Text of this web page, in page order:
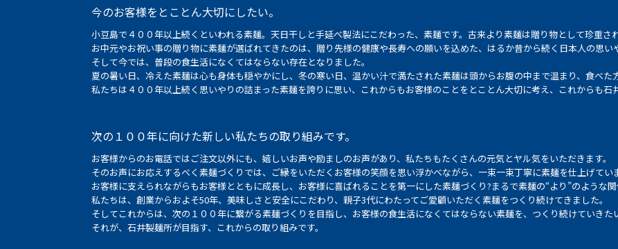
今のお客様をとことん大切にしたい。
小豆島で４００年以上続くといわれる素麺。天日干しと手延べ製法にこだわった、素麺です。古来より素麺は贈り物として珍重さ
お中元やお祝い事の贈り物に素麺が選ばれてきたのは、贈り先様の健康や長寿への願いを込めた、はるか昔から続く日本人の思い
そして今では、普段の食生活になくてはならない存在となりました。
夏の暑い日、冷えた素麺は心も身体も穏やかにし、冬の寒い日、温かい汁で満たされた素麺は頭からお腹の中まで温まり、食べた
私たちは４００年以上続く思いやりの詰まった素麺を誇りに思い、これからもお客様のことをとことん大切に考え、これからも石
次の１００年に向けた新しい私たちの取り組みです。
お客様からのお電話ではご注文以外にも、嬉しいお声や励ましのお声があり、私たちもたくさんの元気とヤル気をいただきます。
そのお声にお応えするべく素麺づくりでは、ご縁をいただくお客様の笑顔を思い浮かべながら、一束一束丁寧に素麺を仕上げていま
お客様に支えられながらもお客様とともに成長し、お客様に喜ばれることを第一にした素麺づくり?まるで素麺の“より”のような
私たちは、創業からおよそ50年、美味しさと安全にこだわり、親子3代にわたってご愛顧いただく素麺をつくり続けてきました。
そしてこれからは、次の１００年に繋がる素麺づくりを目指し、お客様の食生活になくてはならない素麺を、つくり続けていきた
それが、石井製麺所が目指す、これからの取り組みです。